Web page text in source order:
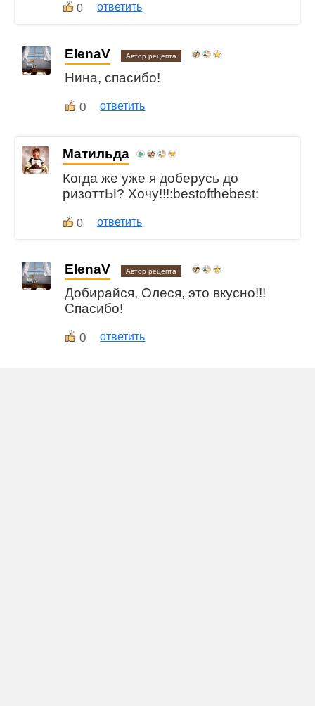
0 ответить
ElenaV Автор рецепта
Нина, спасибо!
0 ответить
Матильда
Когда же уже я доберусь до
ризоттЫ? Хочу!!!:bestofthebest:
0 ответить
ElenaV Автор рецепта
Добирайся, Олеся, это вкусно!!!
Спасибо!
0 ответить